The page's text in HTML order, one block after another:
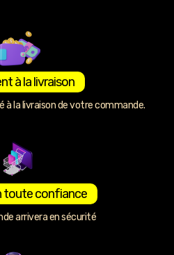
à la livraison
la livraison de votre commande.
toute confiance
arrivera en sécurité